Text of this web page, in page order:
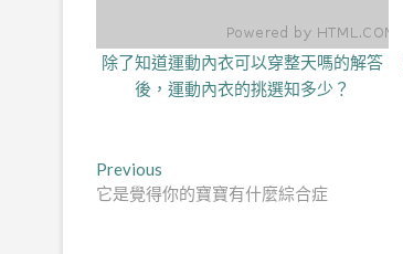
除了知道運動內衣可以穿整天嗎的解答
後，運動內衣的挑選知多少？
文
章
Previous
post:
它是覺得你的寶寶有什麼綜合症